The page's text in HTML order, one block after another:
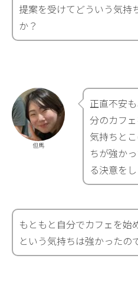
提案を受けてどういう気持
か？
但馬
正直不安
分のカフ
気持ちと
ちが強か
る決意をし
もともと自分でカフェを始
という気持ちは強かったの